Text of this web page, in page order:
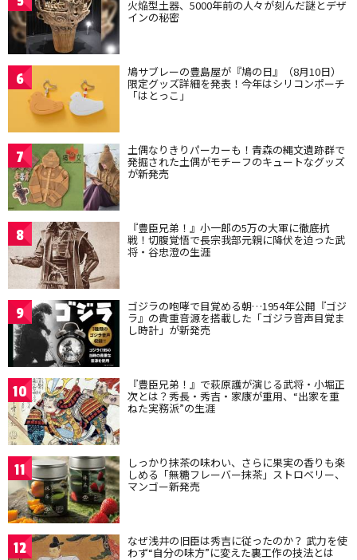
火焔型土器、5000年前の人々が刻んだ謎とデザ
インの秘密
6 鳩サブレーの豊島屋が『鳩の日』（8月10日）
限定グッズ詳細を発表！今年はシリコンポーチ
「はとっこ」
7 土偶なりきりパーカーも！青森の縄文遺跡群で
発掘された土偶がモチーフのキュートなグッズ
が新発売
8 『豊臣兄弟！』小一郎の5万の大軍に徹底抗
戦！切腹覚悟で長宗我部元親に降伏を迫った武
将・谷忠澄の生涯
9 ゴジラの咆哮で目覚める朝…1954年公開『ゴジ
ラ』の貴重音源を搭載した「ゴジラ音声目覚ま
し時計」が新発売
10 『豊臣兄弟！』で萩原護が演じる武将・小堀正
次とは？秀長・秀吉・家康が重用、“出家を重
ねた実務派”の生涯
11 しっかり抹茶の味わい、さらに果実の香りも楽
しめる「無糖フレーバー抹茶」ストロベリー、
マンゴー新発売
12 なぜ浅井の旧臣は秀吉に従ったのか？ 武力を使
わず“自分の味方”に変えた裏工作の技法とは